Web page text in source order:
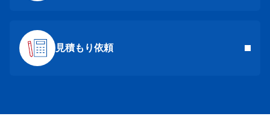
見積もり依頼